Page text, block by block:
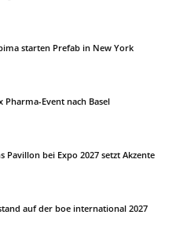
starten Prefab in New York
Pharma-Event nach Basel
Pavillon bei Expo 2027 setzt Akzente
auf der boe international 2027